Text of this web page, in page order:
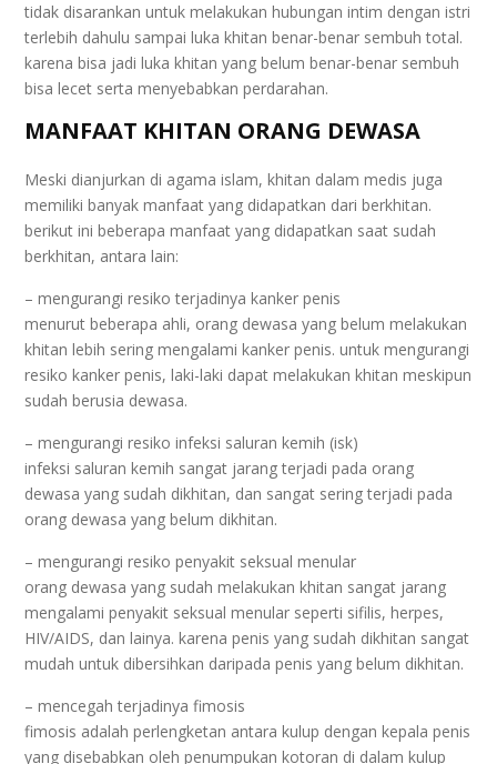
tidak disarankan untuk melakukan hubungan intim dengan istri
terlebih dahulu sampai luka khitan benar-benar sembuh total.
karena bisa jadi luka khitan yang belum benar-benar sembuh
bisa lecet serta menyebabkan perdarahan.
MANFAAT KHITAN ORANG DEWASA
Meski dianjurkan di agama islam, khitan dalam medis juga
memiliki banyak manfaat yang didapatkan dari berkhitan.
berikut ini beberapa manfaat yang didapatkan saat sudah
berkhitan, antara lain:
– mengurangi resiko terjadinya kanker penis
menurut beberapa ahli, orang dewasa yang belum melakukan
khitan lebih sering mengalami kanker penis. untuk mengurangi
resiko kanker penis, laki-laki dapat melakukan khitan meskipun
sudah berusia dewasa.
– mengurangi resiko infeksi saluran kemih (isk)
infeksi saluran kemih sangat jarang terjadi pada orang
dewasa yang sudah dikhitan, dan sangat sering terjadi pada
orang dewasa yang belum dikhitan.
– mengurangi resiko penyakit seksual menular
orang dewasa yang sudah melakukan khitan sangat jarang
mengalami penyakit seksual menular seperti sifilis, herpes,
HIV/AIDS, dan lainya. karena penis yang sudah dikhitan sangat
mudah untuk dibersihkan daripada penis yang belum dikhitan.
– mencegah terjadinya fimosis
fimosis adalah perlengketan antara kulup dengan kepala penis
yang disebabkan oleh penumpukan kotoran di dalam kulup